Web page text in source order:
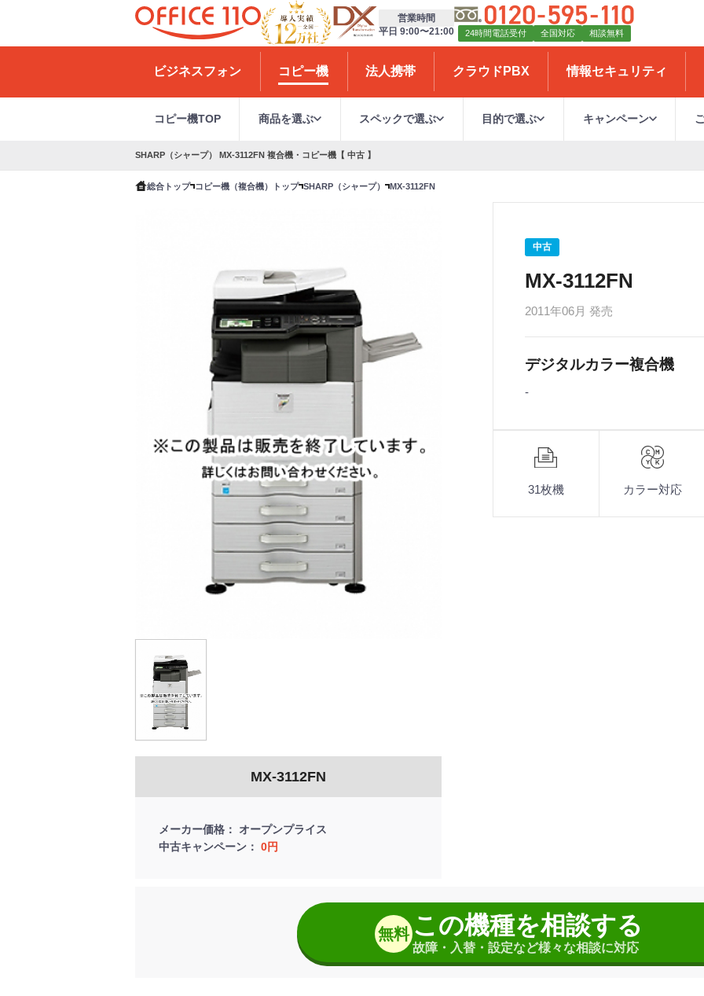
H
e
営業時間
平日 9:00〜21:00
24時間電話受付 全国対応 相談無料
ビジネスフォン コピー機 法人携帯 クラウドPBX 情報セキュリティ
コピー機TOP 商品を選ぶ スペックで選ぶ 目的で選ぶ キャンペーン
SHARP（シャープ） MX-3112FN 複合機・コピー機【 中古 】
総合トップ コピー機（複合機）トップ SHARP（シャープ） MX-3112FN
MX-3112FN
2011年06月 発売
中古
デジタルカラー複合機
-
31枚機 カラー対応
MX-3112FN
メーカー価格
オープンプライス
中古キャンペーン
0円
無料この機種を相談する
故障・入替・設定など様々な相談に対応